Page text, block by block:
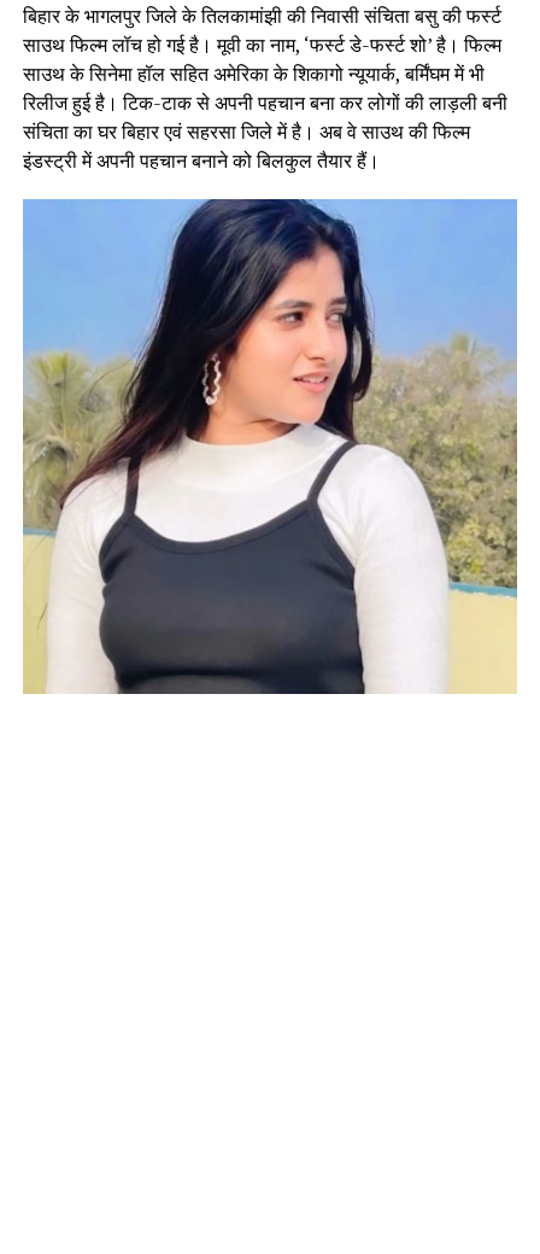
बिहार के भागलपुर जिले के तिलकामांझी की निवासी संचिता बसु की फर्स्ट
साउथ फिल्म लॉच हो गई है। मूवी का नाम, ‘फर्स्ट डे-फर्स्ट शो’ है। फिल्म
साउथ के सिनेमा हॉल सहित अमेरिका के शिकागो न्यूयार्क, बर्मिंघम में भी
रिलीज हुई है। टिक-टाक से अपनी पहचान बना कर लोगों की लाड़ली बनी
संचिता का घर बिहार एवं सहरसा जिले में है। अब वे साउथ की फिल्म
इंडस्ट्री में अपनी पहचान बनाने को बिलकुल तैयार हैं।